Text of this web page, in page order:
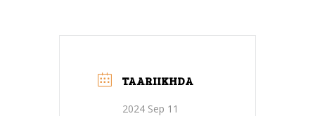
TAARIIKHDA
2024 Sep 11